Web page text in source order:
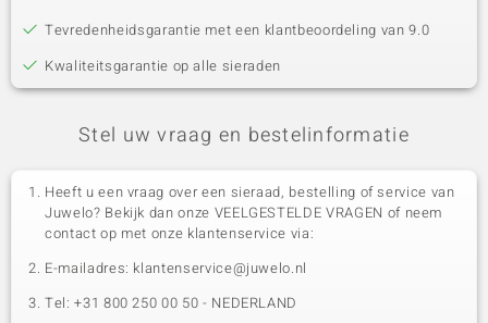
Tevredenheidsgarantie met een klantbeoordeling van 9.0
Kwaliteitsgarantie op alle sieraden
Stel uw vraag en bestelinformatie
Heeft u een vraag over een sieraad, bestelling of service van
Juwelo? Bekijk dan onze VEELGESTELDE VRAGEN of neem
contact op met onze klantenservice via:
E-mailadres: klantenservice@juwelo.nl
Tel: +31 800 250 00 50 - NEDERLAND